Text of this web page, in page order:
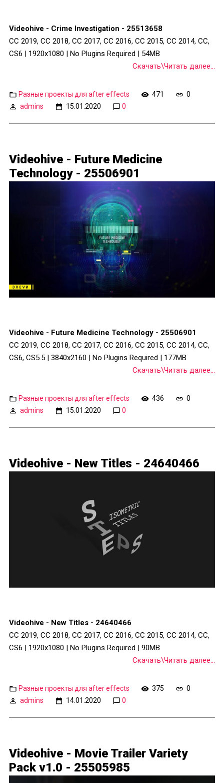
Videohive - Crime Investigation - 25513658
CC 2019, CC 2018, CC 2017, CC 2016, CC 2015, CC 2014, CC,
CS6 | 1920x1080 | No Plugins Required | 54MB
Скачать\Читать далее...
Разные проекты для after effects 471
0
admins
15.01.2020 0
Videohive - Future Medicine
Technology - 25506901
Videohive - Future Medicine Technology - 25506901
CC 2019, CC 2018, CC 2017, CC 2016, CC 2015, CC 2014, CC,
CS6, CS5.5 | 3840x2160 | No Plugins Required | 177MB
Скачать\Читать далее...
Разные проекты для after effects 436
0
admins
15.01.2020 0
Videohive - New Titles - 24640466
Videohive - New Titles - 24640466
CC 2019, CC 2018, CC 2017, CC 2016, CC 2015, CC 2014, CC,
CS6 | 1920x1080 | No Plugins Required | 90MB
Скачать\Читать далее...
Разные проекты для after effects 375
0
admins
14.01.2020 0
Videohive - Movie Trailer Variety
Pack v1.0 - 25505985